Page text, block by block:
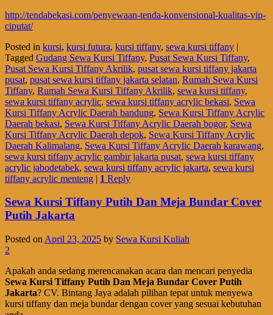
http://tendabekasi.com/penyewaan-tenda-konvensional-kualitas-vip-
ciputat/
Posted in kursi, kursi futura, kursi tiffany, sewa kursi tiffany |
Tagged Gudang Sewa Kursi Tiffany, Pusat Sewa Kursi Tiffany,
Pusat Sewa Kursi Tiffany Akrilik, pusat sewa kursi tiffany jakarta
pusat, pusat sewa kursi tiffany jakarta selatan, Rumah Sewa Kursi
Tiffany, Rumah Sewa Kursi Tiffany Akrilik, sewa kursi tiffany,
sewa kursi tiffany acrylic, sewa kursi tiffany acrylic bekasi, Sewa
Kursi Tiffany Acrylic Daerah bandung, Sewa Kursi Tiffany Acrylic
Daerah bekasi, Sewa Kursi Tiffany Acrylic Daerah bogor, Sewa
Kursi Tiffany Acrylic Daerah depok, Sewa Kursi Tiffany Acrylic
Daerah Kalimalang, Sewa Kursi Tiffany Acrylic Daerah karawang,
sewa kursi tiffany acrylic gambir jakarta pusat, sewa kursi tiffany
acrylic jabodetabek, sewa kursi tiffany acrylic jakarta, sewa kursi
tiffany acrylic menteng | 1 Reply
Sewa Kursi Tiffany Putih Dan Meja Bundar Cover
Putih Jakarta
Posted on April 23, 2025 by Sewa Kursi Kuliah
2
Apakah anda sedang merencanakan acara dan mencari penyedia
Sewa Kursi Tiffany Putih Dan Meja Bundar Cover Putih
Jakarta? CV. Bintang Jaya adalah pilihan tepat untuk menyewa
kursi tiffany dan meja bundar dengan cover yang sesuai kebutuhan